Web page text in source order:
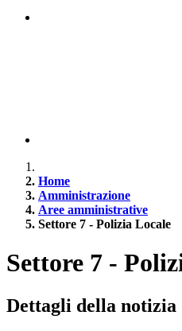
Home
Amministrazione
Aree amministrative
Settore 7 - Polizia Locale
Settore 7 -
Dettagli della notizia